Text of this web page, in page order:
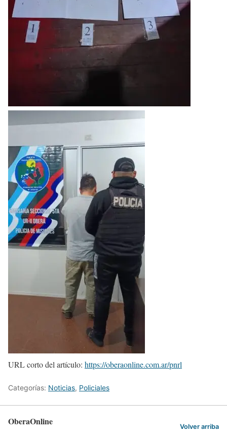
URL corto del artículo: https://oberaonline.com.ar/pnrl
Categorías: Noticias, Policiales
OberaOnline Volver arriba